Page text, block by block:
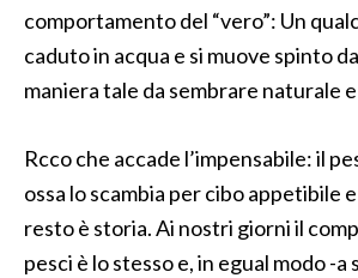
comportamento del “vero”: Un
caduto in acqua e si muove spinto
maniera tale da sembrare naturale
Rcco che accade l’impensabile: il
ossa lo scambia per cibo appetibile
resto è storia. Ai nostri giorni il
pesci è lo stesso e, in egual modo -a